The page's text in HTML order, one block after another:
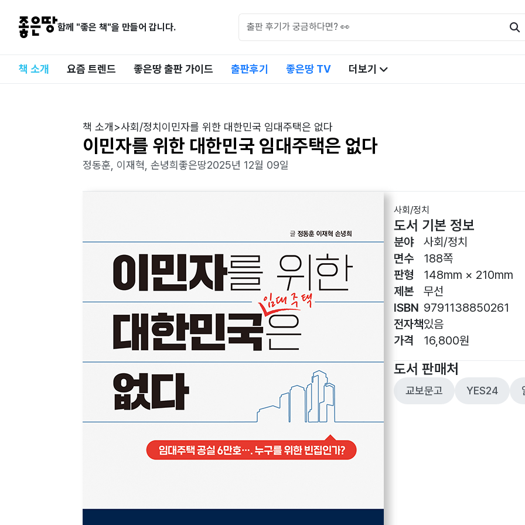
함께 "좋은 책"을 만들어 갑니다.
책 소개 요즘 트렌드 좋은땅 출판 가이드 출판후기 좋은땅 TV 더보기
책 소개 >사회/정치 이민자를 위한 대한민국 임대주택은 없다
이민자를 위한 대한민국 임대주택은 없다
정동훈, 이재혁, 손녕희 좋은땅2025년 12월 09일
사회/정치
도서 기본 정보
분야
면수
판형
제본
ISBN
전자책
가격
사회/정치
188쪽
148mm × 210mm
무선
9791138850261
있음
16,800원
도서 판매처
교보문고 YES24